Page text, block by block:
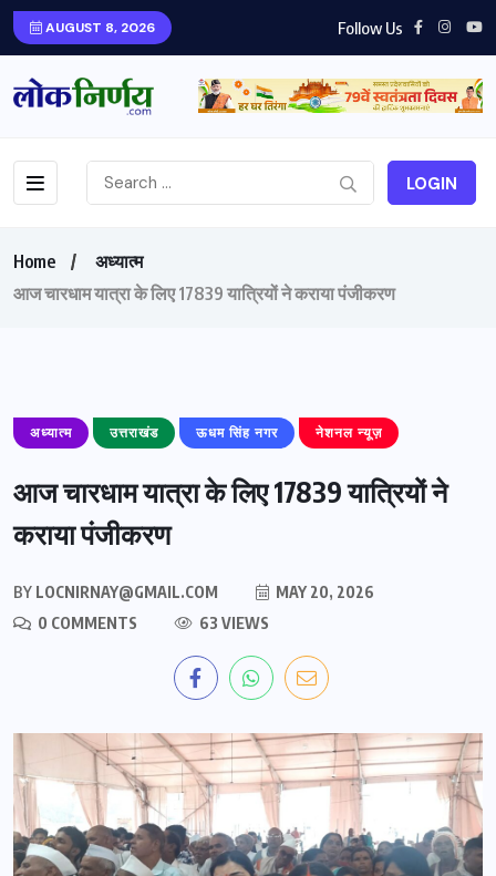
AUGUST 8, 2026 Follow Us
LOGIN
Home
अध्यात्म
आज चारधाम यात्रा के लिए 17839 यात्रियों ने कराया पंजीकरण
अध्यात्म उत्तराखंड ऊधम सिंह नगर नेशनल न्यूज़
आज चारधाम यात्रा के लिए 17839 यात्रियों ने
कराया पंजीकरण
BY LOCNIRNAY@GMAIL.COM
MAY 20, 2026
0 COMMENTS
63 VIEWS